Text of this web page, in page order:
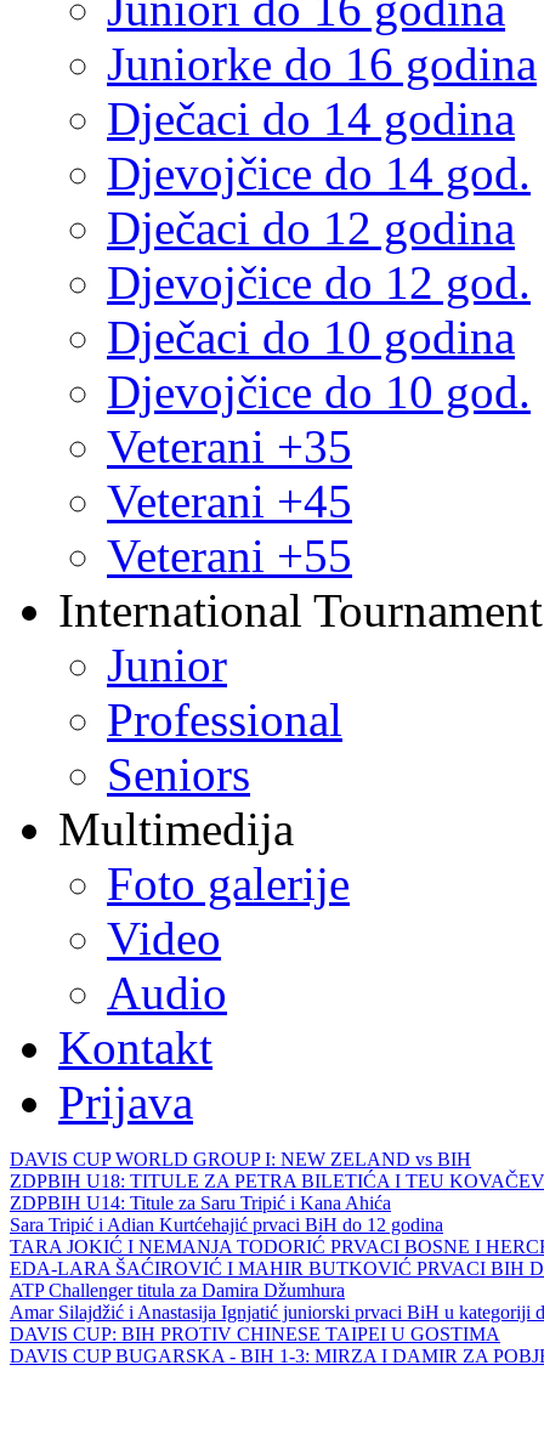
Juniorke do 16 godina
Dječaci do 14 godina
Djevojčice do 14 god.
Dječaci do 12 godina
Djevojčice do 12 god.
Dječaci do 10 godina
Djevojčice do 10 god.
Veterani +35
Veterani +45
Veterani +55
International
Junior
Professional
Seniors
Multimedija
Foto galerije
Video
Audio
Kontakt
Prijava
DAVIS CUP WORLD GROUP I: NEW ZELAND vs BIH
ZDPBIH U18: TITULE ZA PETRA BILETIĆA I TEU
ZDPBIH U14: Titule za Saru Tripić i Kana Ahića
Sara Tripić i Adian Kurtćehajić prvaci BiH do 12 godina
TARA JOKIĆ I NEMANJA TODORIĆ PRVACI BOSNE I
EDA-LARA ŠAĆIROVIĆ I MAHIR BUTKOVIĆ PRVACI BIH
ATP Challenger titula za Damira Džumhura
Amar Silajdžić i Anastasija Ignjatić juniorski prvaci BiH u kategoriji
DAVIS CUP: BIH PROTIV CHINESE TAIPEI U GOSTIMA
DAVIS CUP BUGARSKA - BIH 1-3: MIRZA I DAMIR ZA